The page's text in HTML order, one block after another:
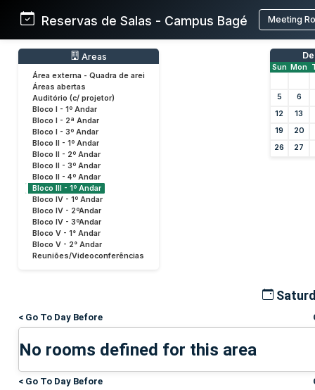
Reservas de Salas - Campus Bagé Meeting
Areas
Área externa - Quadra de arei
Áreas abertas
Auditório (c/ projetor)
Bloco I - 1º Andar
Bloco I - 2ª Andar
Bloco I - 3º Andar
Bloco II - 1º Andar
Bloco II - 2º Andar
Bloco II - 3º Andar
Bloco II - 4º Andar
Bloco III - 1º Andar
Bloco IV - 1º Andar
Bloco IV - 2ºAndar
Bloco IV - 3ºAndar
Bloco V - 1° Andar
Bloco V - 2° Andar
Reuniões/Videoconferências
Sun Mon
5
6
12
13
19
20
26
27
< Go To Day Before
No rooms defined for this area
< Go To Day Before